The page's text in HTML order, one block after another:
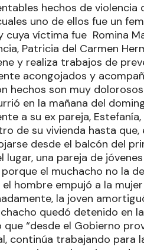
hechos de
uno de ellos fue un
cuya víctima fue Romina
Patricia del Carmen
y realiza trabajos de
acongojados y
hechos son muy
en la mañana del
a su ex pareja,
de su vivienda hasta
desde el balcón del
lugar, una pareja de
porque el muchacho no la
hombre empujó a la
la joven
quedó detenido en
que “desde el Gobierno
continúa trabajando para